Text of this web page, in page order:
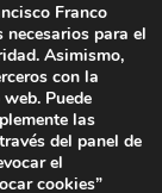
Franco
para el
Asimismo,
con la
Puede
las
del panel de
el
cookies”